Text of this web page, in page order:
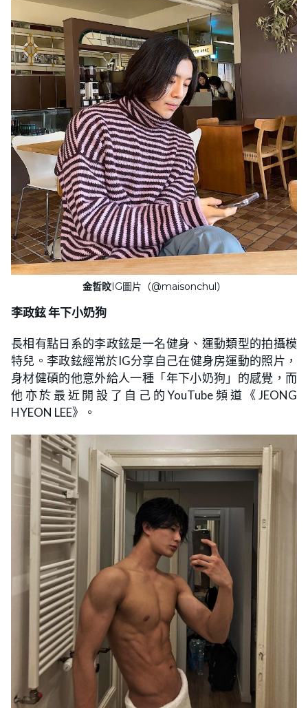
金哲旼IG圖片（@maisonchul）
李政鉉 年下小奶狗
長相有點日系的李政鉉是一名健身、運動類型的拍攝模
特兒。李政鉉經常於IG分享自己在健身房運動的照片，
身材健碩的他意外給人一種「年下小奶狗」的感覺，而
他亦於最近開設了自己的YouTube頻道《JEONG
HYEON LEE》。